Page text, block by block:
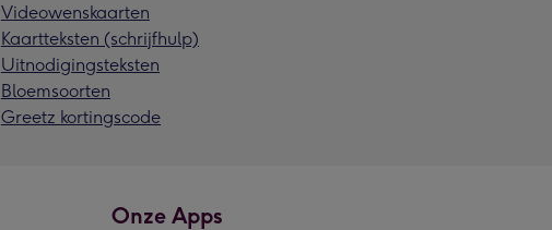
Videowenskaarten
Kaartteksten (schrijfhulp)
Uitnodigingsteksten
Bloemsoorten
Greetz kortingscode
Onze Apps